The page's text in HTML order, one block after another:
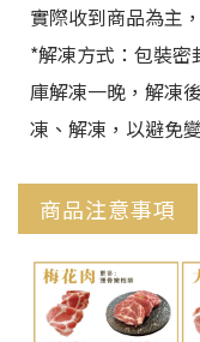
實際收到商品為主
*解凍方式：包裝
庫解凍一晚，解凍
凍、解凍，以避免
商品注意事項